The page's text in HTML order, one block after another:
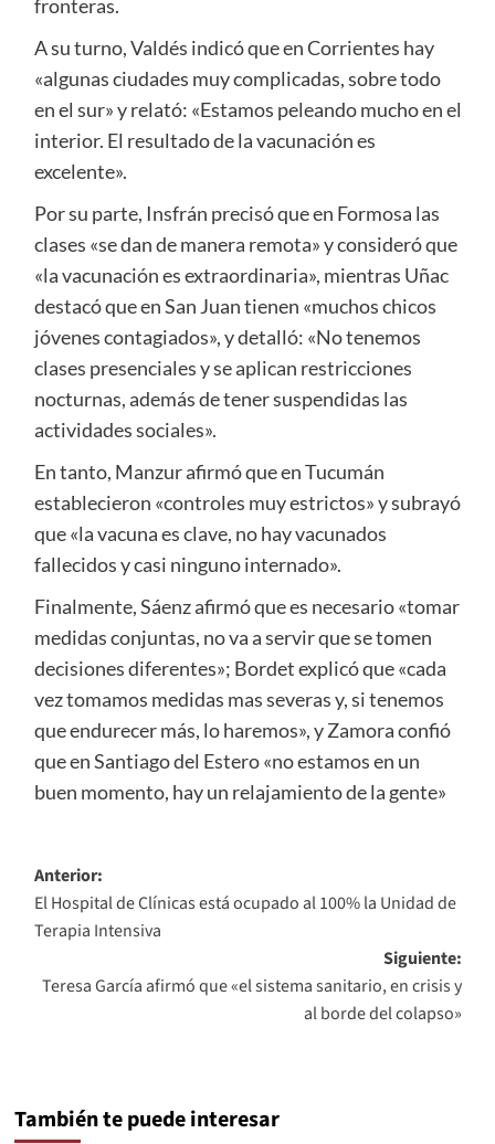
fronteras.
A su turno, Valdés indicó que en Corrientes hay
«algunas ciudades muy complicadas, sobre todo
en el sur» y relató: «Estamos peleando mucho en el
interior. El resultado de la vacunación es
excelente».
Por su parte, Insfrán precisó que en Formosa las
clases «se dan de manera remota» y consideró que
«la vacunación es extraordinaria», mientras Uñac
destacó que en San Juan tienen «muchos chicos
jóvenes contagiados», y detalló: «No tenemos
clases presenciales y se aplican restricciones
nocturnas, además de tener suspendidas las
actividades sociales».
En tanto, Manzur afirmó que en Tucumán
establecieron «controles muy estrictos» y subrayó
que «la vacuna es clave, no hay vacunados
fallecidos y casi ninguno internado».
Finalmente, Sáenz afirmó que es necesario «tomar
medidas conjuntas, no va a servir que se tomen
decisiones diferentes»; Bordet explicó que «cada
vez tomamos medidas mas severas y, si tenemos
que endurecer más, lo haremos», y Zamora confió
que en Santiago del Estero «no estamos en un
buen momento, hay un relajamiento de la gente»
Navegación
de
entradas
Anterior:
El Hospital de Clínicas está ocupado al 100% la Unidad de
Terapia Intensiva
Siguiente:
Teresa García afirmó que «el sistema sanitario, en crisis y
al borde del colapso»
También te puede interesar